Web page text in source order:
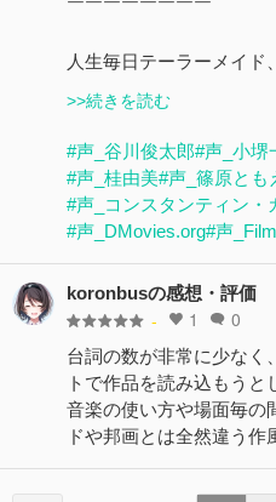
￣￣￣￣￣￣￣￣
人生毎日テーラーメイ
>>続きを読む
#声_谷川俊太郎#声_小堺
#声_桂由美#声_篠原とも
#声_コンスタンティン・
#声_DMovies.org#声
koronbusの感想・評価
- 1 0
台詞の数が非常に少なく
トで作品を読み込もうと
音楽の使い方や場面毎の
ドや邦画とは全然違う作